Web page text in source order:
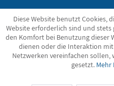
Diese Website benutzt Cookies,
Website erforderlich sind und stets
den Komfort bei Benutzung dieser
dienen oder die Interaktion
Netzwerken vereinfachen
gesetzt.